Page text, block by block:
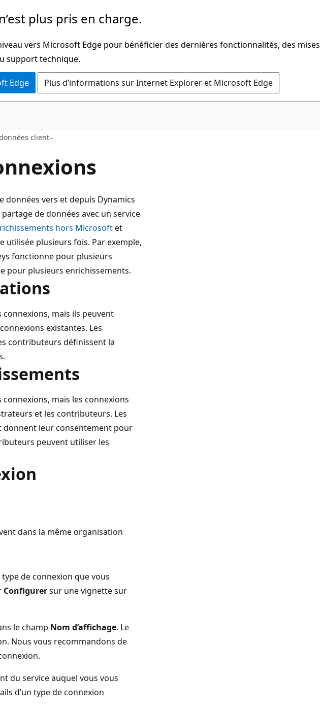
plus pris en charge.
vers Microsoft Edge pour bénéficier des dernières fonctionnalités, des mises
support technique.
Edge Plus d’informations sur Internet Explorer et Microsoft Edge
client
données vers et depuis Dynamics
de données avec un service
hors Microsoftet
utilisée plusieurs fois. Par exemple,
fonctionne pour plusieurs
pour plusieurs enrichissements.
mais ils peuvent
existantes. Les
contributeurs définissent la
mais les connexions
et les contributeurs. Les
leur consentement pour
peuvent utiliser les
dans la même organisation
de connexion que vous
Configurersur une vignette sur
le champ Nom d’affichage. Le
Nous vous recommandons de
du service auquel vous vous
d’un type de connexion